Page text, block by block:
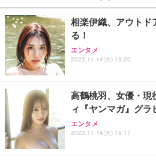
￥27,999
ワーク チェア 強化バッ
能 人間工学 椅子 腰サ
務用 おしゃれ パソコン
Sezlife オフィスチェア
ワーク チェア 強化バッ
能 人間工学 椅子 腰サポ
￥109,572
【純正品】27"ゲーミン
フック付き（CFI-ZDM1J
【整備済み品】Dell
ー フルHD（1920×1080
ort/VGA スピーカー内
￥3,234
ネオ・ルーライフ ネオ
り 単品
Smart Basic(スマート
限定】 Smart Basic ア
超厚型 お徳用 ワイド
相楽伊織、アウトド
る！
エンタメ
2023.11.14(火) 19:20
高鶴桃羽、女優・現
ィ『ヤンマガ』グラ
エンタメ
2023.11.14(火) 19:17